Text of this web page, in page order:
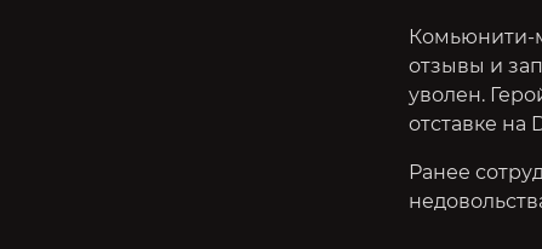
Комьюнити-
отзывы и
уволен.
отставке на
Ранее